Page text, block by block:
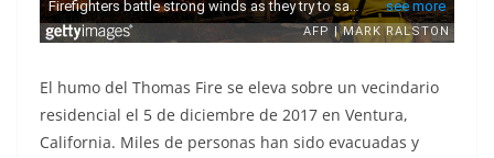
El humo del Thomas Fire se eleva sobre un vecindario
residencial el 5 de diciembre de 2017 en Ventura,
California. Miles de personas han sido evacuadas y